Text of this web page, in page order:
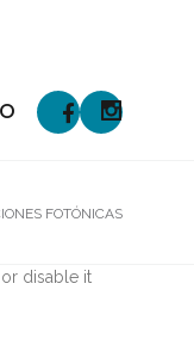
FOTÓNICAS
disable it